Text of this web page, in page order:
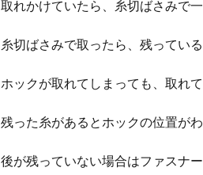
取れかけていたら、糸切ばさみで
糸切ばさみで取ったら、残ってい
ホックが取れてしまっても、取れ
残った糸があるとホックの位置が
後が残っていない場合はファスナ